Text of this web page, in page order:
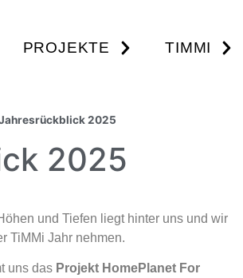
PROJEKTE TIMMI
2025
2025
und Tiefen liegt hinter uns und wir
TiMMi Jahr nehmen.
uns das Projekt HomePlanet For